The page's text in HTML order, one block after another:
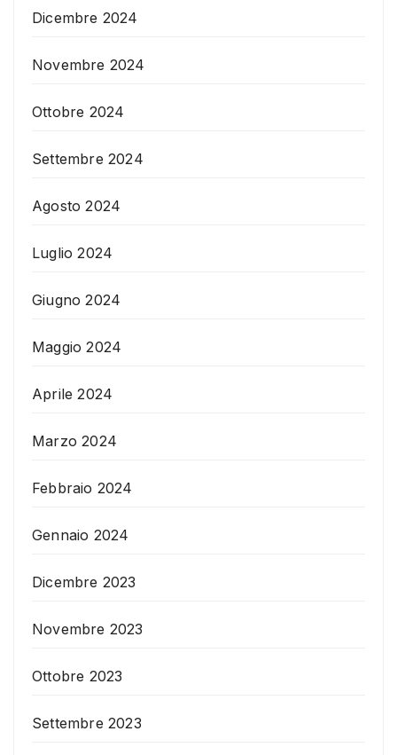
Dicembre 2024
Novembre 2024
Ottobre 2024
Settembre 2024
Agosto 2024
Luglio 2024
Giugno 2024
Maggio 2024
Aprile 2024
Marzo 2024
Febbraio 2024
Gennaio 2024
Dicembre 2023
Novembre 2023
Ottobre 2023
Settembre 2023